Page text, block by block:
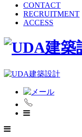
CONTACT
RECRUITMENT
ACCESS